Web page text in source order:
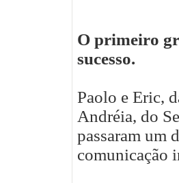
O primeiro
sucesso.
Paolo e Eric,
Andréia, do
passaram um
comunicação